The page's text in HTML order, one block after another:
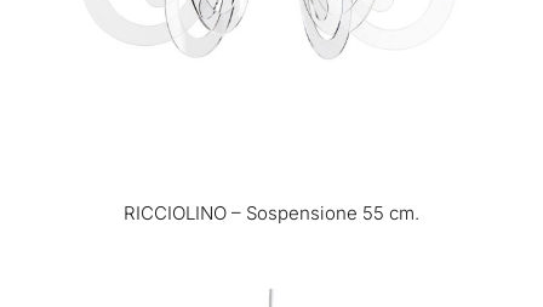
RICCIOLINO – Sospensione 55 cm.